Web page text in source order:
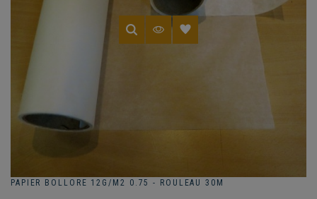
PAPIER BOLLORE 12G/M2 0.75 - ROULEAU 30M